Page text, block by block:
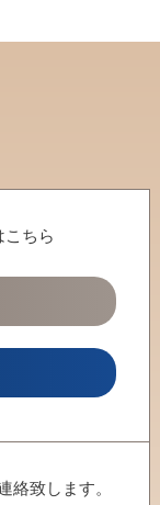
こちら
絡致します。